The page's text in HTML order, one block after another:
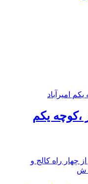
،کوچه یکم